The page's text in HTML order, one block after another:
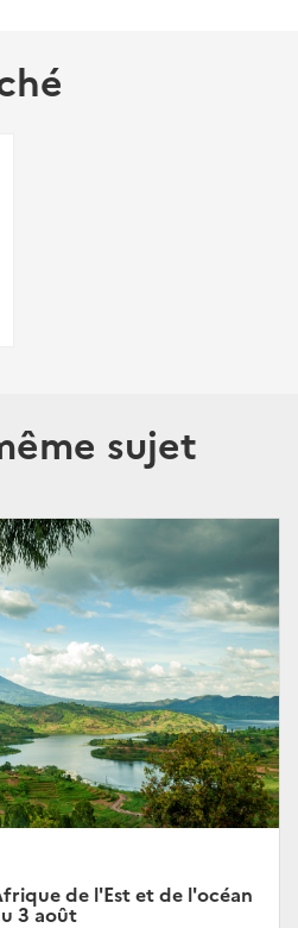
sujet
de l'Est et de l'océan
3 août